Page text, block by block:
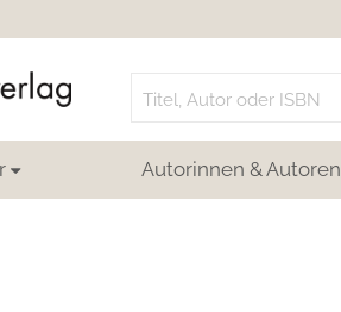
for:
Autorinnen & Autoren